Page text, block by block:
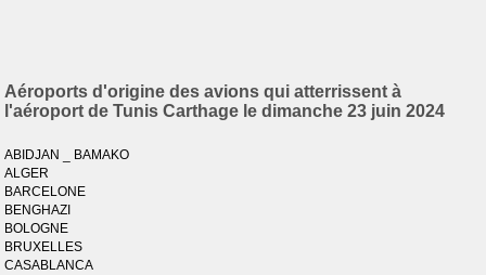
Aéroports d'origine des avions qui atterrissent à
l'aéroport de Tunis Carthage le dimanche 23 juin 2024
ABIDJAN _ BAMAKO
ALGER
BARCELONE
BENGHAZI
BOLOGNE
BRUXELLES
CASABLANCA